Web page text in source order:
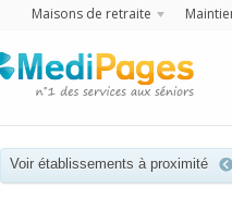
Maisons de retraite
Voir établissements à proximité